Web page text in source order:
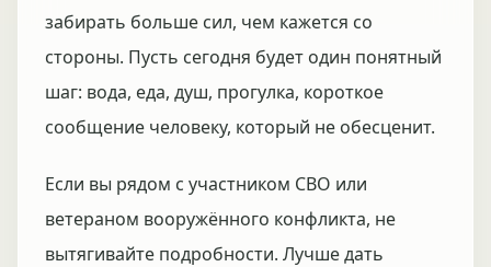
забирать больше сил, чем кажется со
стороны. Пусть сегодня будет один понятный
шаг: вода, еда, душ, прогулка, короткое
сообщение человеку, который не обесценит.
Если вы рядом с участником СВО или
ветераном вооружённого конфликта, не
вытягивайте подробности. Лучше дать